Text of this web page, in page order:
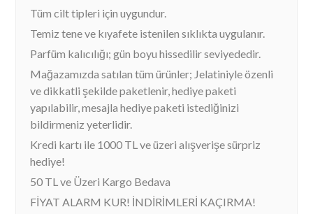
Tüm cilt tipleri için uygundur.
Temiz tene ve kıyafete istenilen sıklıkta uygulanır.
Parfüm kalıcılığı; gün boyu hissedilir seviyededir.
Mağazamızda satılan tüm ürünler; Jelatiniyle özenli
ve dikkatli şekilde paketlenir, hediye paketi
yapılabilir, mesajla hediye paketi istediğinizi
bildirmeniz yeterlidir.
Kredi kartı ile 1000 TL ve üzeri alışverişe sürpriz
hediye!
50 TL ve Üzeri Kargo Bedava
FİYAT ALARM KUR! İNDİRİMLERİ KAÇIRMA!